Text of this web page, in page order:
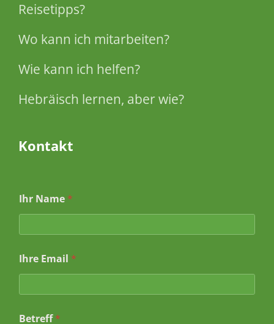
Reisetipps?
Wo kann ich mitarbeiten?
Wie kann ich helfen?
Hebräisch lernen, aber wie?
Kontakt
Ihr Name *
h
r
B
t
Ihre Email *
Betreff*